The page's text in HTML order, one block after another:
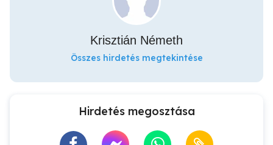
Krisztián Németh
Összes hirdetés megtekintése
Hirdetés megosztása